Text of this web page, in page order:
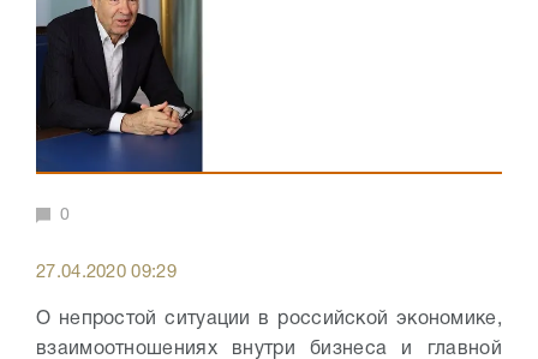
0
27.04.2020 09:29
О непростой ситуации в российской экономике,
взаимоотношениях внутри бизнеса и главной